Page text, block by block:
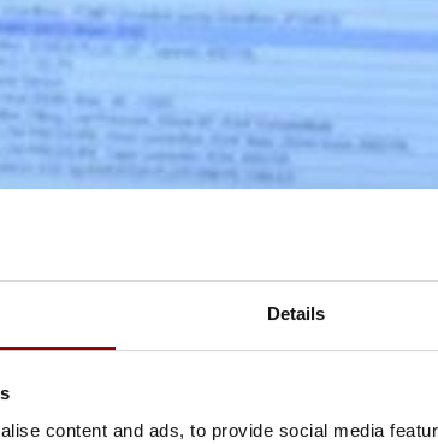
Details
content and ads, to provide social media